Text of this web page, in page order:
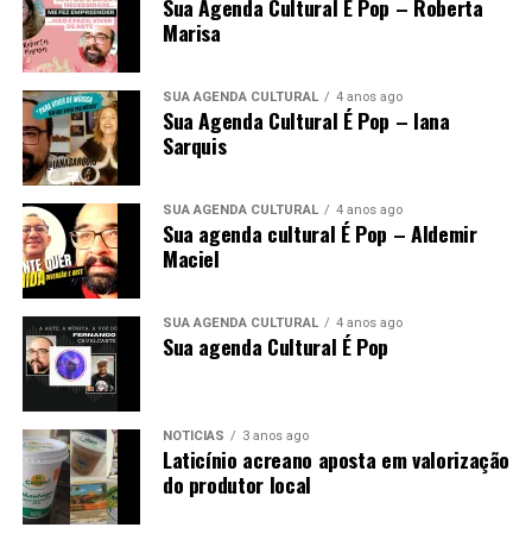
Sua Agenda Cultural É Pop – Roberta
Marisa
SUA AGENDA CULTURAL 4 anos ago
Sua Agenda Cultural É Pop – Iana
Sarquis
SUA AGENDA CULTURAL 4 anos ago
Sua agenda cultural É Pop – Aldemir
Maciel
SUA AGENDA CULTURAL 4 anos ago
Sua agenda Cultural É Pop
NOTÍCIAS 3 anos ago
Laticínio acreano aposta em valorização
do produtor local